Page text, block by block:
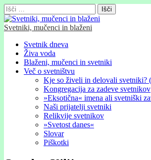
Išči:
Svetniki, mučenci in blaženi
Glavni
meni
Skip
content
Svetnik dneva
Živa voda
Blaženi, mučenci in svetniki
Več o svetništvu
Kje so živeli in delovali svetniki?
Kongregacija za zadeve svetnikov
»Eksotična« imena ali svetniški
Naši prijatelji svetniki
Relikvije svetnikov
»Svetost danes«
Slovar
Piškotki